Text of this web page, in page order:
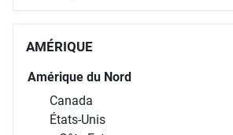
AMÉRIQUE
Amérique du Nord
Canada
États-Unis